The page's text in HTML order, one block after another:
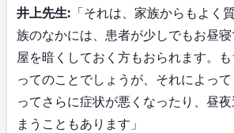
井上先生: 「それは、家族からもよく
族のなかには、患者が少しでもお昼
屋を暗くしておく方もおられます。
ってのことでしょうが、それによっ
ってさらに症状が悪くなったり、昼
まうこともあります」